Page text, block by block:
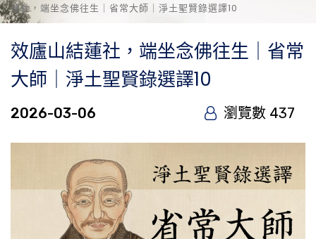
蓮社，端坐念佛往生｜省常大師｜淨土聖賢錄選譯10
效廬山結蓮社，端坐念佛往生｜省常
大師｜淨土聖賢錄選譯10
2026-03-06 瀏覽數 437